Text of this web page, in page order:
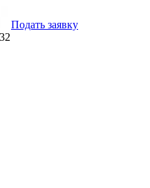
Подать заявку